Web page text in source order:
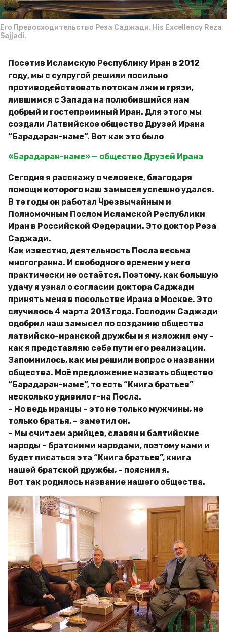
o
м
и
р
Его Превосходительство Реза Саджади. His Excellency Reza
Sajjadi.
Посетив Исламскую Республику Иран в 2012
году, мы с супругой решили посильно
противодействовать потокам лжи и грязи,
лившимся с Запада на полюбившийся нам
добрый и гостепреимный Иран. Для этого мы
создали Латвийское общество Друзей Ирана
“Барадаран-наме”. Вот как это было
«Барадаран-наме» — общество Друзей Ирана
Сегодня я расскажу о человеке, благодаря
помощи которого наш замысел успешно удался.
В те годы он работал Чрезвычайным и
Полномочным Послом Исламской Республики
Иран в Российской Федерации. Это доктор Реза
Саджади.
Как известно, деятельность Посла весьма
многогранна. И свободного времени у него
практически не остаётся. Поэтому, как большую
удачу я узнал о согласии доктора Саджади
принять меня в посольстве Ирана в Москве. Это
случилось 4 марта 2013 года. Господин Саджади
одобрил наш замысел по созданию общества
латвийско-иранской дружбы и я изложил ему –
как я представляю себе пути его реализации.
Запомнилось, как мы решили вопрос о названии
общества. Моё предложение назвать общество
“Барадаран-наме”, то есть “Книга братьев”
несколько удивило г-на Посла.
– Но ведь иранцы – это не только мужчины, не
только братья, – заметил он.
– Мы считаем арийцев, славян и балтийские
народы – братскими народами, поэтому нами и
будет писаться эта “Книга братьев”, книга
нашей братской дружбы, – пояснил я.
Вот так родилось название нашего общества.